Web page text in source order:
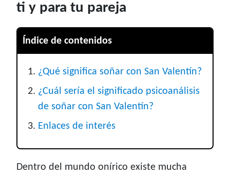
ti y para tu pareja
Índice de contenidos
¿Qué significa soñar con San Valentín?
¿Cuál sería el significado psicoanálisis
de soñar con San Valentín?
Enlaces de interés
Dentro del mundo onírico existe mucha